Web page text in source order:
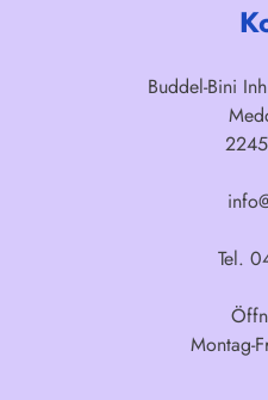
Buddel-Bini
Tel.
Montag-